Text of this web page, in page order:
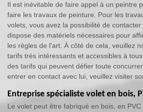
Il est inévitable de faire appel à un peintre
faire les travaux de peinture. Pour les
volets, vous avez la possibilité de contacter
dispose des matériels nécessaires pour
les règles de l'art. À côté de cela, veuillez
tarifs très intéressants et accessibles à
des tarifs qui peuvent défier toute
entrer en contact avec lui, veuillez visiter
Entreprise spécialiste volet en bois,
Le volet peut être fabriqué en bois, en